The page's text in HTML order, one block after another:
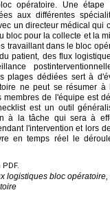
opératoire. Une
aux différentes
un directeur médical qui
bloc pour la collecte et la
travaillant dans le bloc
patient, des flux
plages dédiées sert à
ne peut se résumer à
de l'équipe est
est un outil
à la tâche qui sera à
l'intervention et lors
en temps réel le
logistiques bloc